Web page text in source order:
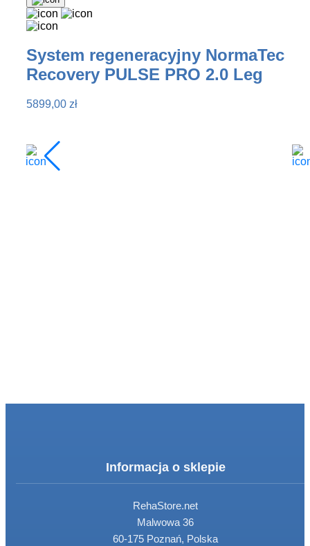
System regeneracyjny NormaTec
Recovery PULSE PRO 2.0 Leg
5899,00 zł
Informacja o sklepie
RehaStore.net
Malwowa 36
60-175 Poznań, Polska